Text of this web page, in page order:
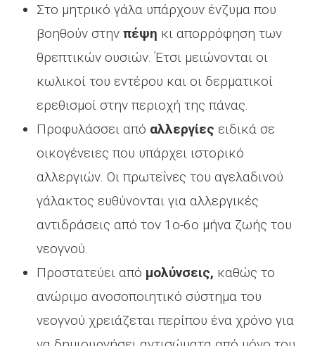
Στο μητρικό γάλα υπάρχουν ένζυμα που
βοηθούν στην πέψη κι απορρόφηση των
θρεπτικών ουσιών. Έτσι μειώνονται οι
κωλικοί του εντέρου και οι δερματικοί
ερεθισμοί στην περιοχή της πάνας.
Προφυλάσσει από αλλεργίες ειδικά σε
οικογένειες που υπάρχει ιστορικό
αλλεργιών. Οι πρωτεΐνες του αγελαδινού
γάλακτος ευθύνονται για αλλεργικές
αντιδράσεις από τον 1ο-6ο μήνα ζωής του
νεογνού.
Προστατεύει από μολύνσεις, καθώς το
ανώριμο ανοσοποιητικό σύστημα του
νεογνού χρειάζεται περίπου ένα χρόνο για